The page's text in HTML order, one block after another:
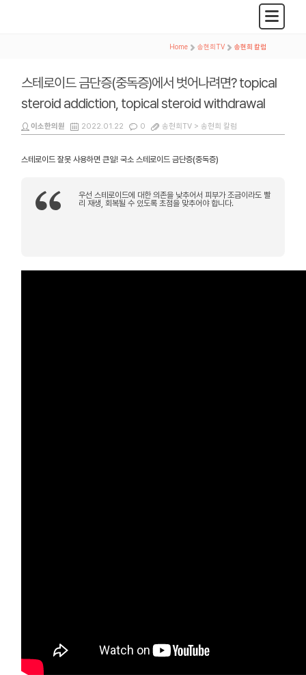
Home > 송현희TV > 송현희 칼럼
스테로이드 금단증(중독증)에서 벗어나려면? topical
steroid addiction, topical steroid withdrawal
이소한의원 2022.01.22 0 송현희TV >송현희 칼럼
스테로이드 잘못 사용하면 큰일! 국소 스테로이드 금단증(중독증)
우선 스테로이드에 대한 의존을 낮추어서 피부가 조금이라도 빨
리 재생, 회복될 수 있도록 초점을 맞추어야 합니다.